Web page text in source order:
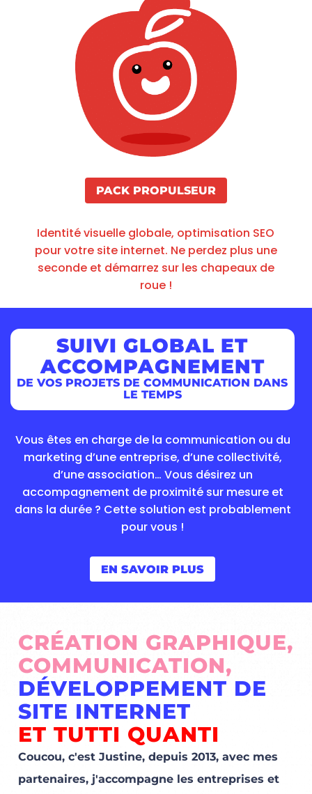
PACK PROPULSEUR
Identité visuelle globale, optimisation SEO
pour votre site internet. Ne perdez plus une
seconde et démarrez sur les chapeaux de
roue !
SUIVI GLOBAL ET
ACCOMPAGNEMENT
DE VOS PROJETS DE COMMUNICATION DANS
LE TEMPS
Vous êtes en charge de la communication ou du
marketing d’une entreprise, d’une collectivité,
d’une association… Vous désirez un
accompagnement de proximité sur mesure et
dans la durée ? Cette solution est probablement
pour vous !
EN SAVOIR PLUS
CRÉATION GRAPHIQUE,
COMMUNICATION,
DÉVELOPPEMENT DE
SITE INTERNET
ET TUTTI QUANTI
Coucou, c'est Justine, depuis 2013, avec mes
partenaires, j'accompagne les entreprises et